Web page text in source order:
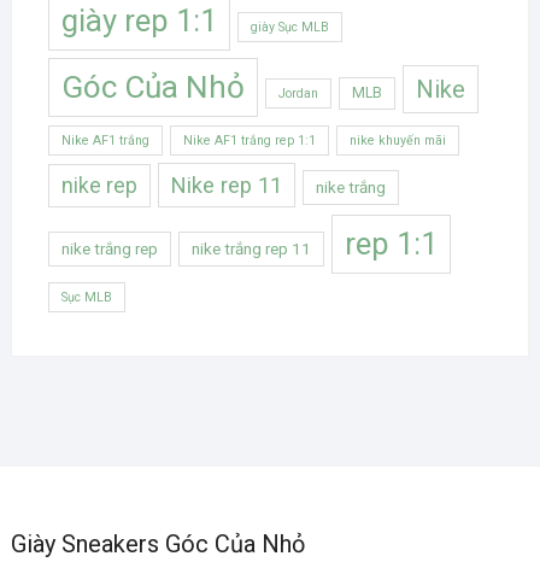
giày rep 1:1 giày Sục MLB
Góc Của Nhỏ Jordan MLB Nike
Nike AF1 trắng Nike AF1 trắng rep 1:1 nike khuyến mãi
nike rep Nike rep 11 nike trắng
nike trắng rep nike trắng rep 11 rep 1:1
Sục MLB
Giày Sneakers Góc Của Nhỏ